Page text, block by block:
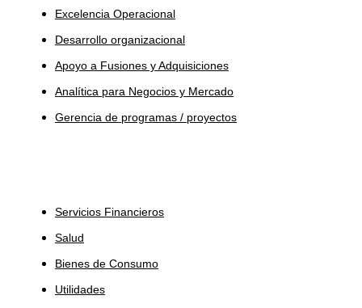
Excelencia Operacional
Desarrollo organizacional
Apoyo a Fusiones y Adquisiciones
Analítica para Negocios y Mercado
Gerencia de programas / proyectos
Servicios Financieros
Salud
Bienes de Consumo
Utilidades